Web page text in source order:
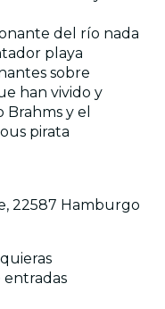
del río nada
playa
sobre
han vivido y
y el
pirata
22587 Hamburgo